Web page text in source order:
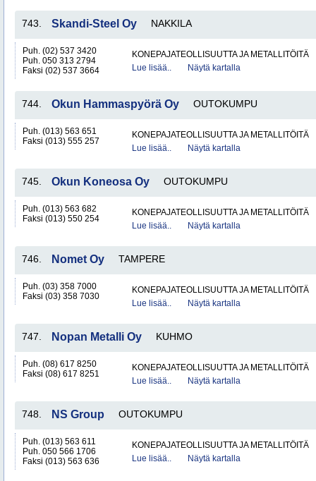
743. Skandi-Steel Oy NAKKILA
Puh. (02) 537 3420
Puh. 050 313 2794
Faksi (02) 537 3664
KONEPAJATEOLLISUUTTA JA METALLITÖITÄ
Lue lisää..
Näytä kartalla
744. Okun Hammaspyörä Oy OUTOKUMPU
Puh. (013) 563 651
Faksi (013) 555 257
KONEPAJATEOLLISUUTTA JA METALLITÖITÄ
Lue lisää..
Näytä kartalla
745. Okun Koneosa Oy OUTOKUMPU
Puh. (013) 563 682
Faksi (013) 550 254
KONEPAJATEOLLISUUTTA JA METALLITÖITÄ
Lue lisää..
Näytä kartalla
746. Nomet Oy TAMPERE
Puh. (03) 358 7000
Faksi (03) 358 7030
KONEPAJATEOLLISUUTTA JA METALLITÖITÄ
Lue lisää..
Näytä kartalla
747. Nopan Metalli Oy KUHMO
Puh. (08) 617 8250
Faksi (08) 617 8251
KONEPAJATEOLLISUUTTA JA METALLITÖITÄ
Lue lisää..
Näytä kartalla
748. NS Group OUTOKUMPU
Puh. (013) 563 611
Puh. 050 566 1706
Faksi (013) 563 636
KONEPAJATEOLLISUUTTA JA METALLITÖITÄ
Lue lisää..
Näytä kartalla